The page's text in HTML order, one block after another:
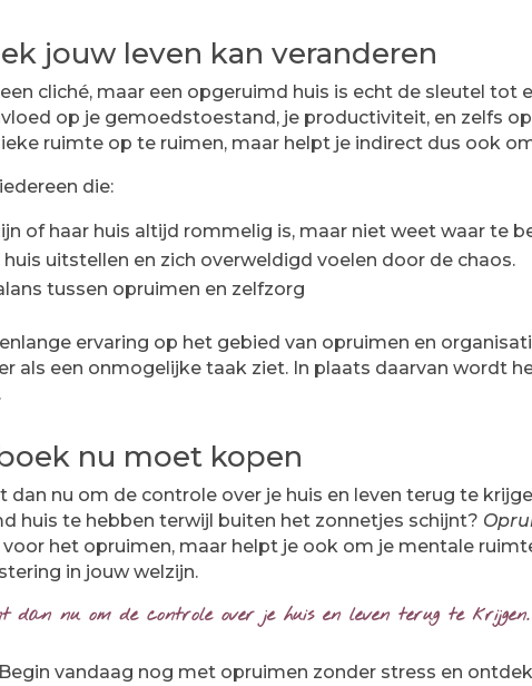
jouw leven kan veranderen
cliché, maar een opgeruimd huis is echt de sleutel tot
op je gemoedstoestand, je productiviteit, en zelfs
ruimte op te ruimen, maar helpt je indirect dus ook
die:
of haar huis altijd rommelig is, maar niet weet waar te
uitstellen en zich overweldigd voelen door de chaos.
tussen opruimen en zelfzorg
ervaring op het gebied van opruimen en
als een onmogelijke taak ziet. In plaats daarvan wordt
nu moet kopen
dan nu om de controle over je huis en leven terug te
huis te hebben terwijl buiten het zonnetjes schijnt?
het opruimen, maar helpt je ook om je mentale
in jouw welzijn.
dan nu om de controle over je huis en leven terug te krijgen.
vandaag nog met opruimen zonder stress en